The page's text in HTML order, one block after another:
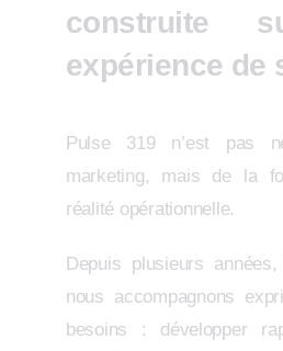
construite
expérience de
Pulse 319 n’est pas
marketing, mais de la
réalité opérationnelle.
Depuis plusieurs
nous accompagnons
besoins : développer